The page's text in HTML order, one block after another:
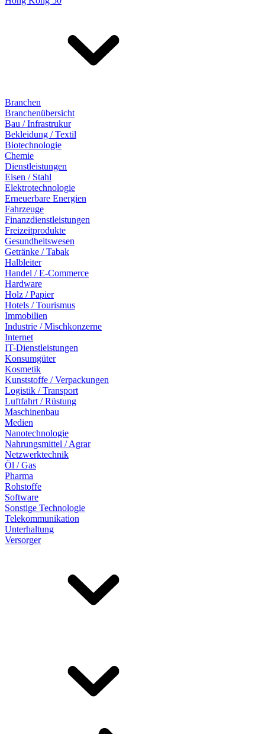
Branchen
Branchenübersicht
Bau / Infrastrukur
Bekleidung / Textil
Biotechnologie
Chemie
Dienstleistungen
Eisen / Stahl
Elektrotechnologie
Erneuerbare Energien
Fahrzeuge
Finanzdienstleistungen
Freizeitprodukte
Gesundheitswesen
Getränke / Tabak
Halbleiter
Handel / E-Commerce
Hardware
Holz / Papier
Hotels / Tourismus
Immobilien
Industrie / Mischkonzerne
Internet
IT-Dienstleistungen
Konsumgüter
Kosmetik
Kunststoffe / Verpackungen
Logistik / Transport
Luftfahrt / Rüstung
Maschinenbau
Medien
Nanotechnologie
Nahrungsmittel / Agrar
Netzwerktechnik
Öl / Gas
Pharma
Rohstoffe
Software
Sonstige Technologie
Telekommunikation
Unterhaltung
Versorger